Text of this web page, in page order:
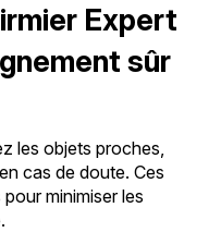
Expert
sûr
les objets proches,
cas de doute. Ces
minimiser les